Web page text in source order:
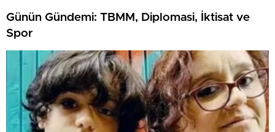
Günün Gündemi: TBMM, Diplomasi, İktisat ve
Spor